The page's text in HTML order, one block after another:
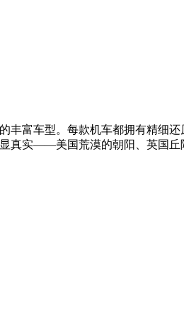
富车型。每款机车都拥有精细
真实——美国荒漠的朝阳、英国